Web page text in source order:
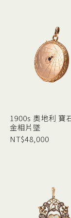
1900s 奧地利 寶
金相片墜
NT$48,000